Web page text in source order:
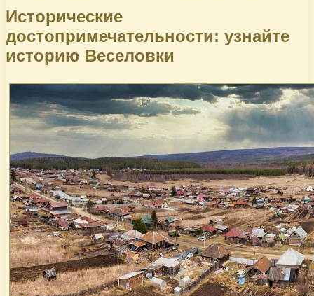
Исторические
достопримечательности: узнайте
историю Веселовки